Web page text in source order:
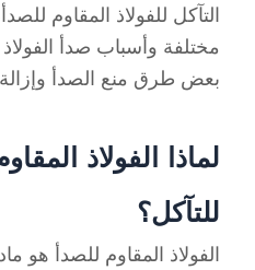
التآكل للفولاذ المقاوم
مختلفة وأسباب صدأ
بعض طرق منع الصدأ
لماذا الفولاذ
للتآكل؟
الفولاذ المقاوم للصدأ هو